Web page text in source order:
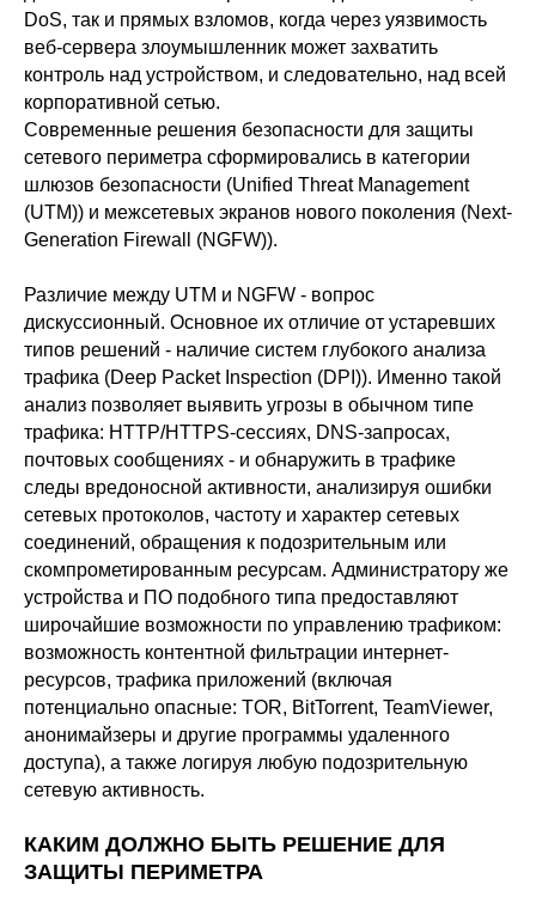
DoS, так и прямых взломов, когда через уязвимость
веб-сервера злоумышленник может захватить
контроль над устройством, и следовательно, над всей
корпоративной сетью.
Современные решения безопасности для защиты
сетевого периметра сформировались в категории
шлюзов безопасности (Unified Threat Management
(UTM)) и межсетевых экранов нового поколения (Next-
Generation Firewall (NGFW)).
Различие между UTM и NGFW - вопрос
дискуссионный. Основное их отличие от устаревших
типов решений - наличие систем глубокого анализа
трафика (Deep Packet Inspection (DPI )). Именно такой
анализ позволяет выявить угрозы в обычном типе
трафика: HTTP/HTTPS-сессиях, DNS-запросах,
почтовых сообщениях - и обнаружить в трафике
следы вредоносной активности, анализируя ошибки
сетевых протоколов, частоту и характер сетевых
соединений, обращения к подозрительным или
скомпрометированным ресурсам. Администратору же
устройства и ПО подобного типа предоставляют
широчайшие возможности по управлению трафиком:
возможность контентной фильтрации интернет-
ресурсов, трафика приложений (включая
потенциально опасные: TOR, BitTorrent, TeamViewer,
анонимайзеры и другие программы удаленного
доступа), а также логируя любую подозрительную
сетевую активность.
КАКИМ ДОЛЖНО БЫТЬ РЕШЕНИЕ ДЛЯ
ЗАЩИТЫ ПЕРИМЕТРА